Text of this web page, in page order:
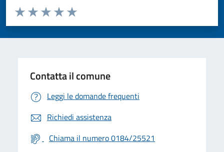
Valuta da 1 a 5 stelle la pagina
Valuta 5 stelle su 5
Valuta 4 stelle su 5
Valuta 3 stelle su 5
Valuta 2 stelle su 5
Valuta 1 stelle su 5
Contatta il comune
Leggi le domande frequenti
Richiedi assistenza
Chiama il numero 0184/25521